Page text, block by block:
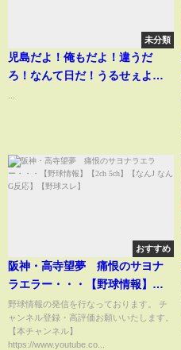
未分類
児島だよ！俺もだよ！違うだ
ろ！なんて日だ！うるせぇよ！
おすすめ
阪神・高寺望夢 痛恨のサヨナ
ラエラー・・・【野球情報】
【2ch 5ch】【なんJ なんG反
応】【野球スレ】
野球情報の発信を行なっております。 チ
ャンネル登録・高評価お願いいたします。
【本チャンネル】
https://www.youtube.co...